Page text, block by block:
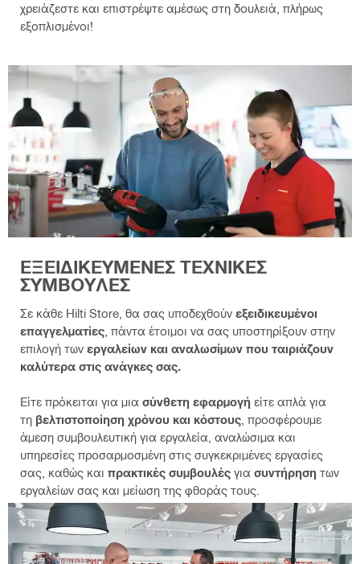
χρειάζεστε και επιστρέψτε αμέσως στη δουλειά, πλήρως
εξοπλισμένοι!
ΕΞΕΙΔΙΚΕΥΜΕΝΕΣ ΤΕΧΝΙΚΕΣ
ΣΥΜΒΟΥΛΕΣ
Σε κάθε Hilti Store, θα σας υποδεχθούν εξειδικευμένοι
επαγγελματίες , πάντα έτοιμοι να σας υποστηρίξουν στην
επιλογή των εργαλείων και αναλωσίμων που ταιριάζουν
καλύτερα στις ανάγκες σας.
Είτε πρόκειται για μια σύνθετη εφαρμογή είτε απλά για
τη βελτιστοποίηση χρόνου και κόστους , προσφέρουμε
άμεση συμβουλευτική για εργαλεία, αναλώσιμα και
υπηρεσίες προσαρμοσμένη στις συγκεκριμένες εργασίες
σας, καθώς και πρακτικές συμβουλές για συντήρηση των
εργαλείων σας και μείωση της φθοράς τους.